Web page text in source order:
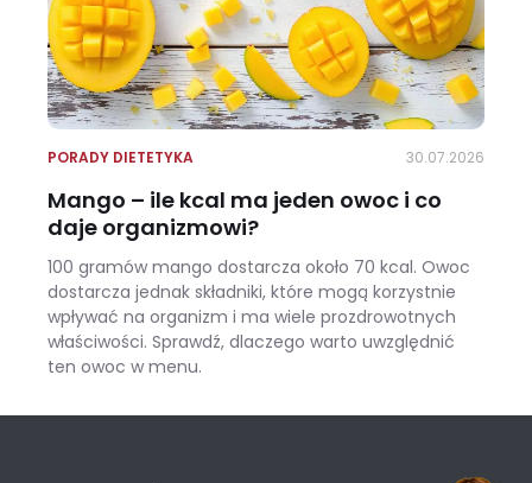
PORADY DIETETYKA 30.07.2026
Mango – ile kcal ma jeden owoc i co
daje organizmowi?
100 gramów mango dostarcza około 70 kcal. Owoc
dostarcza jednak składniki, które mogą korzystnie
wpływać na organizm i ma wiele prozdrowotnych
właściwości. Sprawdź, dlaczego warto uwzględnić
ten owoc w menu.